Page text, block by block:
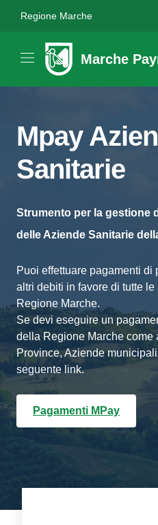
Regione Marche
Marche
Mpay
Sanitarie
Strumento per la gestione
delle Aziende Sanitarie
Puoi effettuare pagamenti di
altri debiti in favore di tutte
Regione Marche.
Se devi eseguire un
della Regione Marche come
Province, Aziende
seguente link.
Pagamenti MPay